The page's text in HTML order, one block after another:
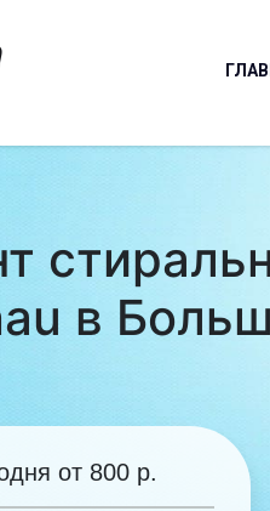
в
от 800 р.